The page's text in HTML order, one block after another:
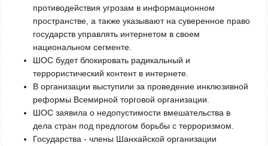
противодействия угрозам в информационном
пространстве, а также указывают на суверенное право
государств управлять интернетом в своем
национальном сегменте.
ШОС будет блокировать радикальный и
террористический контент в интернете.
В организации выступили за проведение инклюзивной
реформы Всемирной торговой организации.
ШОС заявила о недопустимости вмешательства в
дела стран под предлогом борьбы с терроризмом.
Государства - члены Шанхайской организации